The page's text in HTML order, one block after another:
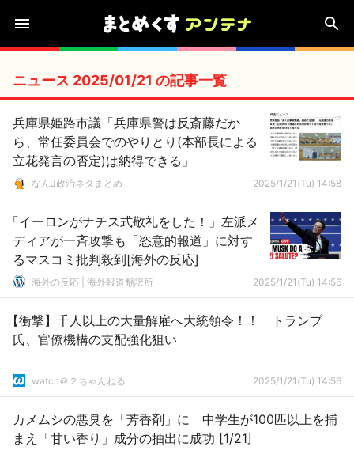
ニュース 2025/01/21 の記事一覧
兵庫県姫路市議「兵庫県警は反斎藤だか
ら、常任委員会でのやりとり(本部長による
立花発言の否定)は納得できる」
なんJ政治ネタまとめ 2025/1/21(Tu) 14:58
「イーロンがナチス式敬礼をした！」左派メ
ディアが一斉攻撃も「恣意的報道」に対す
るマスコミ批判殺到[海外の反応]
海外の反応 | 海外報道翻訳所 2025/1/21(Tu) 14:56
【衝撃】千人以上の大量解雇へ大統領令！！ トランプ
氏、官僚機構の支配強化狙い
watch＠２ちゃんねる 2025/1/21(Tu) 14:56
カメムシの悪臭を「芳香剤」に 中学生が100匹以上を捕
まえ「甘い香り」成分の抽出に成功 [1/21]